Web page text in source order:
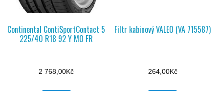
Continental ContiSportContact 5
225/40 R18 92 Y MO FR
2 768,00Kč
Filtr kabinový VALEO (VA 715587)
264,00Kč